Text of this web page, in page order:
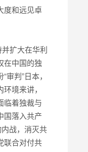
度和远见卓
扩大在华利
在中国的独
判”日本，
境来讲，
临着独裁与
国落入共产
战，消灭共
联合对付共